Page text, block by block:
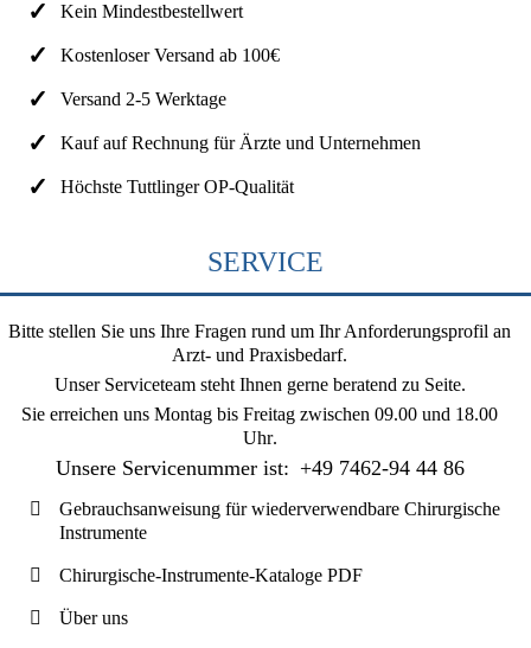
Kein Mindestbestellwert
Kostenloser Versand ab 100€
Versand 2-5 Werktage
Kauf auf Rechnung für Ärzte und Unternehmen
Höchste Tuttlinger OP-Qualität
SERVICE
Bitte stellen Sie uns Ihre Fragen rund um Ihr Anforderungsprofil an
Arzt- und Praxisbedarf.
Unser Serviceteam steht Ihnen gerne beratend zu Seite.
Sie erreichen uns Montag bis Freitag zwischen 09.00 und 18.00
Uhr.
Unsere Servicenummer ist: +49 7462-94 44 86
Gebrauchsanweisung für wiederverwendbare Chirurgische
Instrumente
Chirurgische-Instrumente-Kataloge PDF
Über uns